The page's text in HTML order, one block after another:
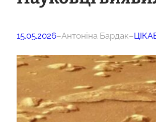
15.05.2026–Антоніна Бардак–